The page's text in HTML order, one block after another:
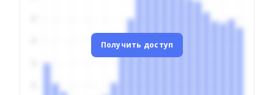
Получить доступ